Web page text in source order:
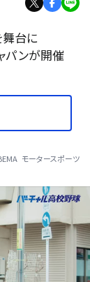
台に
パンが開催
モータースポーツ